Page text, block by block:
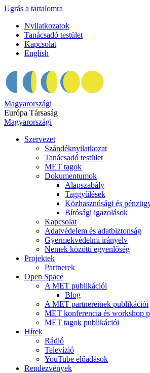
Ugrás a tartalomra
Nyilatkozatok
Tanácsadó testület
Kapcsolat
English
Magyarországi
Európa Társaság
Magyarországi
Szervezet
Szándéknyilatkozat
Tanácsadó testület
MET tagok
Dokumentumok
Alapszabály
Taggyűlések
Közhasznúsági és
Bírósági igazolások
Kapcsolat
Adatvédelem és adatbiztonság
Gyermekvédelmi irányelv
Nemek közötti egyenlőség
Projektek
Partnerek
Open Space
A MET publikációi
Blog
A MET partnereinek publikációi
MET konferencia és workshop
MET tagok publikációi
Hírek
Rádió
Televízió
YouTube előadások
Rendezvények